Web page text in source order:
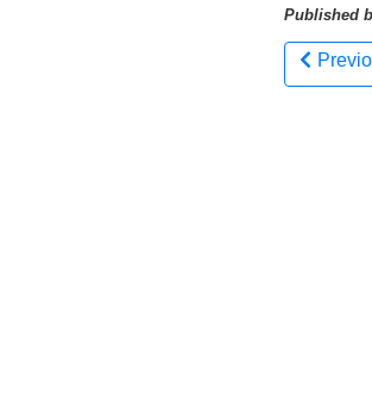
Published